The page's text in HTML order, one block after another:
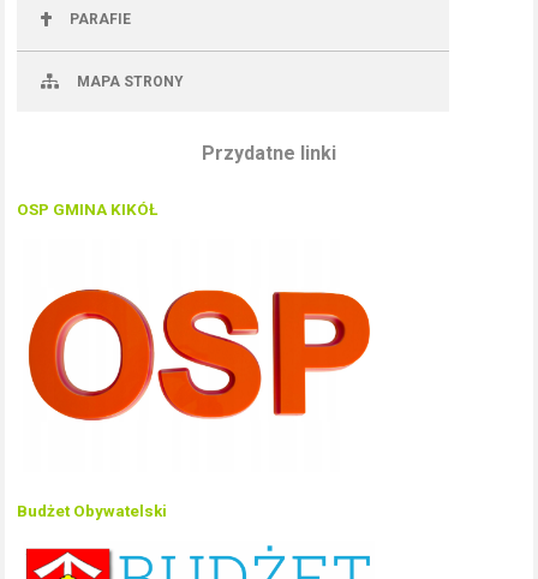
PARAFIE
MAPA STRONY
Przydatne linki
OSP GMINA KIKÓŁ
Budżet Obywatelski